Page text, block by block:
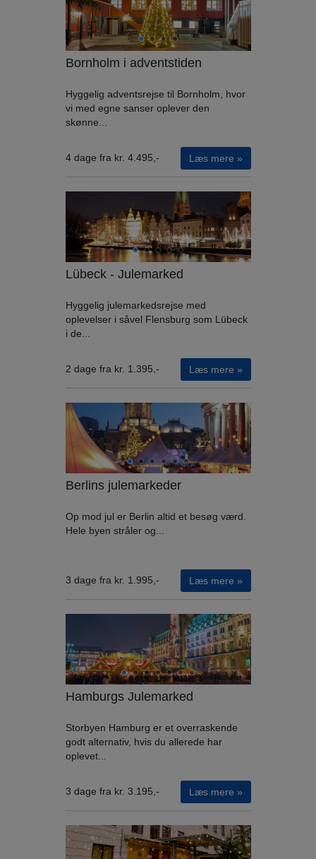
Bornholm i adventstiden
Hyggelig adventsrejse til Bornholm, hvor
vi med egne sanser oplever den
skønne...
4 dage fra kr. 4.495,- Læs mere »
Lübeck - Julemarked
Hyggelig julemarkedsrejse med
oplevelser i såvel Flensburg som Lübeck
i de...
2 dage fra kr. 1.395,- Læs mere »
Berlins julemarkeder
Op mod jul er Berlin altid et besøg værd.
Hele byen stråler og...
3 dage fra kr. 1.995,- Læs mere »
Hamburgs Julemarked
Storbyen Hamburg er et overraskende
godt alternativ, hvis du allerede har
oplevet...
3 dage fra kr. 3.195,- Læs mere »